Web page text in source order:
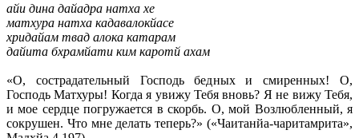
айи дина дайадра натха хе
матхура натха кадавалокйасе
хридайам твад алока катарам
дайита бхрамйати ким каротй ахам
«О, сострадательный Господь бедных и смиренных! О,
Господь Матхуры! Когда я увижу Тебя вновь? Я не вижу Тебя,
и мое сердце погружается в скорбь. О, мой Возлюбленный, я
сокрушен. Что мне делать теперь?» («Чаитанйа-чаритамрита»,